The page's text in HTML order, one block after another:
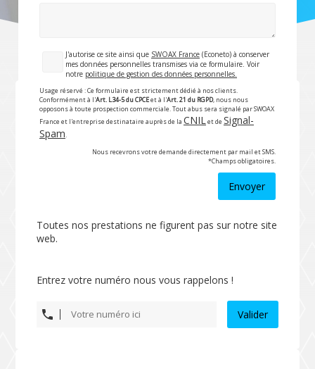
J'autorise ce site ainsi que SWOAX France (Econeto) à conserver
mes données personnelles transmises via ce formulaire. Voir
notre politique de gestion des données personnelles.
Usage réservé : Ce formulaire est strictement dédié à nos clients.
Conformément à l'Art. L34-5 du CPCEet à l'Art. 21 du RGPD, nous nous
opposons à toute prospection commerciale. Tout abus sera signalé par SWOAX
France et l'entreprise destinataire auprès de la CNILet de Signal-
Spam.
Nous recevrons votre demande directement par mail et SMS.
*Champs obligatoires.
Envoyer
Toutes nos prestations ne figurent pas sur notre site
web.
Entrez votre numéro nous vous rappelons !
Valider